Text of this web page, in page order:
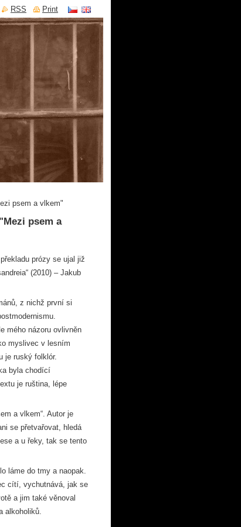
psem a vlkem"
psem a
prózy se ujal již
(2010) – Jakub
z nichž první si
mého názoru ovlivněn
myslivec v lesním
je ruský folklór.
byla chodící
je ruština, lépe
a vlkem“. Autor je
se přetvařovat, hledá
a u řeky, tak se tento
láme do tmy a naopak.
cítí, vychutnává, jak se
a jim také věnoval
alkoholiků.
RSS Print